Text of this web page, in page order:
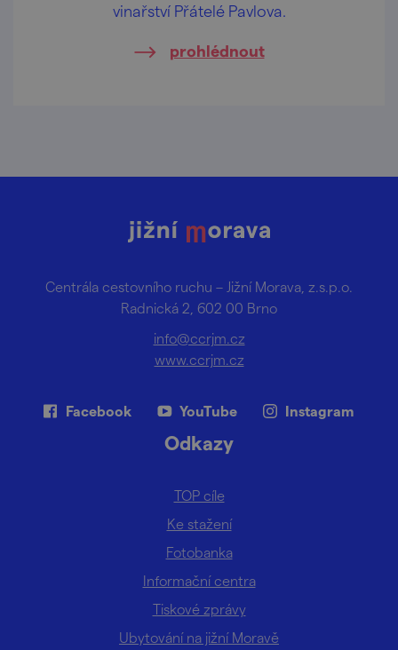
vinařství Přátelé Pavlova.
prohlédnout
Centrála cestovního ruchu – Jižní Morava, z.s.p.o.
Radnická 2, 602 00 Brno
info@ccrjm.cz
www.ccrjm.cz
Facebook YouTube Instagram
Odkazy
TOP cíle
Ke stažení
Fotobanka
Informační centra
Tiskové zprávy
Ubytování na jižní Moravě